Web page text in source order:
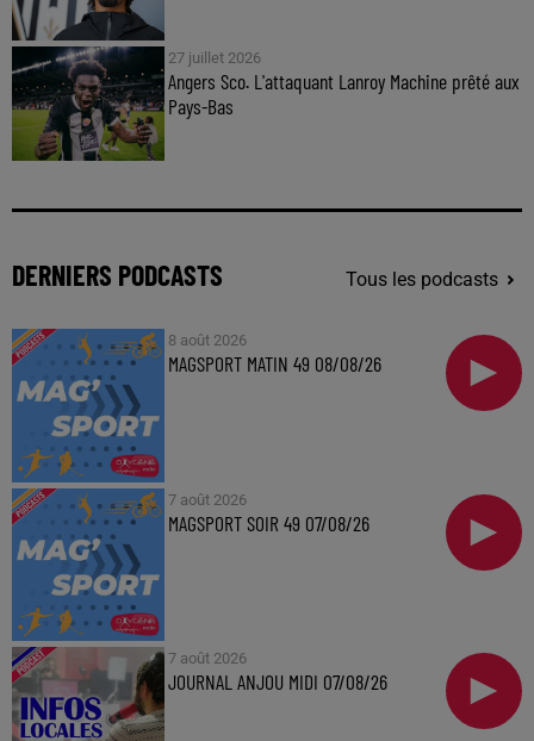
27 juillet 2026
Angers Sco. L'attaquant Lanroy Machine prêté aux
Pays-Bas
DERNIERS PODCASTS Tous les podcasts
8 août 2026
MAGSPORT MATIN 49 08/08/26
7 août 2026
MAGSPORT SOIR 49 07/08/26
7 août 2026
JOURNAL ANJOU MIDI 07/08/26